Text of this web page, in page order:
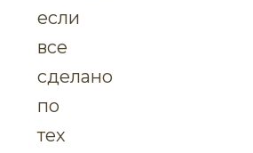
если
все
сделано
по
тех